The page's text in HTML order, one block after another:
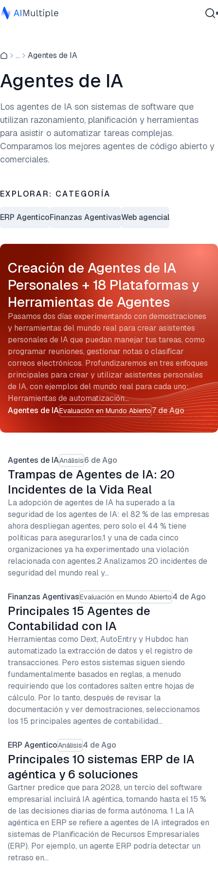
Ciberseguridad
Software empresarial
Contáctanos
... Agentes de IA
Agentes de IA
Los agentes de IA son sistemas de software que
utilizan razonamiento, planificación y herramientas
para asistir o automatizar tareas complejas.
Comparamos los mejores agentes de código abierto y
comerciales.
EXPLORAR: CATEGORÍA
ERP AgenticoFinanzas AgentivasWeb agencial
Creación de Agentes de IA
Personales + 18 Plataformas y
Herramientas de Agentes
Agentes de IAEvaluación en Mundo Abierto7 de Ago
Pasamos dos días experimentando con demostraciones
y herramientas del mundo real para crear asistentes
personales de IA que puedan manejar tus tareas, como
programar reuniones, gestionar notas o clasificar
correos electrónicos. Profundizaremos en tres enfoques
principales para crear y utilizar asistentes personales
de IA, con ejemplos del mundo real para cada uno:
Herramientas de automatización…
Agentes de IAAnálisis6 de Ago
Trampas de Agentes de IA: 20
Incidentes de la Vida Real
La adopción de agentes de IA ha superado a la
seguridad de los agentes de IA: el 82 % de las empresas
ahora despliegan agentes, pero solo el 44 % tiene
políticas para asegurarlos,1 y una de cada cinco
organizaciones ya ha experimentado una violación
relacionada con agentes.2 Analizamos 20 incidentes de
seguridad del mundo real y…
Finanzas AgentivasEvaluación en Mundo Abierto4 de Ago
Principales 15 Agentes de
Contabilidad con IA
Herramientas como Dext, AutoEntry y Hubdoc han
automatizado la extracción de datos y el registro de
transacciones. Pero estos sistemas siguen siendo
fundamentalmente basados en reglas, a menudo
requiriendo que los contadores salten entre hojas de
cálculo. Por lo tanto, después de revisar la
documentación y ver demostraciones, seleccionamos
los 15 principales agentes de contabilidad…
ERP AgenticoAnálisis4 de Ago
Principales 10 sistemas ERP de IA
agéntica y 6 soluciones
Gartner predice que para 2028, un tercio del software
empresarial incluirá IA agéntica, tomando hasta el 15 %
de las decisiones diarias de forma autónoma. 1 La IA
agéntica en ERP se refiere a agentes de IA integrados en
sistemas de Planificación de Recursos Empresariales
(ERP). Por ejemplo, un agente ERP podría detectar un
retraso en…